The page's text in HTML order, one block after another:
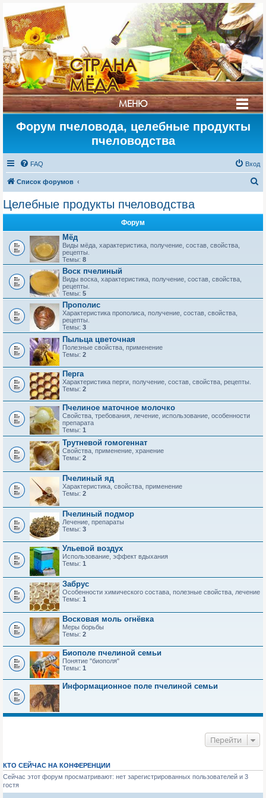
СТРАНА
МЁДА
МЕНЮ
Форум пчеловода, целебные продукты
пчеловодства
FAQ Вход
Список форумов
Целебные продукты пчеловодства
Форум
Мёд
Виды мёда, характеристика, получение, состав, свойства,
рецепты.
Темы: 8
Воск пчелиный
Виды воска, характеристика, получение, состав, свойства,
рецепты.
Темы: 5
Прополис
Характеристика прополиса, получение, состав, свойства,
рецепты.
Темы: 3
Пыльца цветочная
Полезные свойства, применение
Темы: 2
Перга
Характеристика перги, получение, состав, свойства, рецепты.
Темы: 2
Пчелиное маточное молочко
Свойства, требования, лечение, использование, особенности
препарата
Темы: 1
Трутневой гомогеннат
Свойства, применение, хранение
Темы: 2
Пчелиный яд
Характеристика, свойства, применение
Темы: 2
Пчелиный подмор
Лечение, препараты
Темы: 3
Ульевой воздух
Использование, эффект вдыхания
Темы: 1
Забрус
Особенности химического состава, полезные свойства, лечение
Темы: 1
Восковая моль огнёвка
Меры борьбы
Темы: 2
Биополе пчелиной семьи
Понятие "биополя"
Темы: 1
Информационное поле пчелиной семьи
Перейти
КТО СЕЙЧАС НА КОНФЕРЕНЦИИ
Сейчас этот форум просматривают: нет зарегистрированных пользователей и 3
гостя